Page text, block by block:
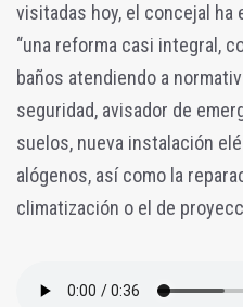
visitadas hoy, el concejal ha
“una reforma casi integral,
baños atendiendo a
seguridad, avisador de
suelos, nueva instalación
alógenos, así como la
climatización o el de